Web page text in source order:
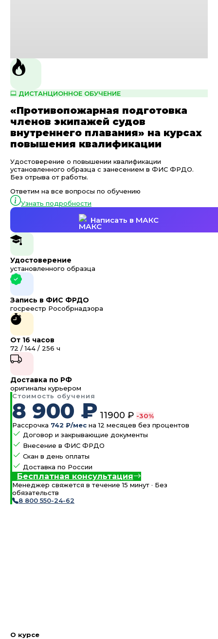
ДИСТАНЦИОННОЕ ОБУЧЕНИЕ
«Противопожарная подготовка
членов экипажей судов
внутреннего плавания» на курсах
повышения квалификации
Удостоверение о повышении квалификации
установленного образца с занесением в ФИС ФРДО.
Без отрыва от работы.
Ответим на все вопросы по обучению
Узнать подробности
Написать в МАКС
Удостоверение
установленного образца
Запись в ФИС ФРДО
госреестр Рособрнадзора
От 16 часов
72 / 144 / 256 ч
Доставка по РФ
оригиналы курьером
Стоимость обучения
8 900 ₽ 11900 ₽ -30%
Рассрочка 742 ₽/мес на 12 месяцев без процентов
Договор и закрывающие документы
Внесение в ФИС ФРДО
Скан в день оплаты
Доставка по России
Бесплатная консультация
Менеджер свяжется в течение 15 минут · Без
обязательств
8 800 550-24-62
О курсе